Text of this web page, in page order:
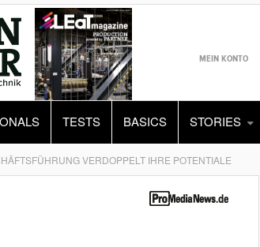
MEIN KONTO
TESTS BASICS STORIES
VERDOPPELT IHRE POTENTIALE